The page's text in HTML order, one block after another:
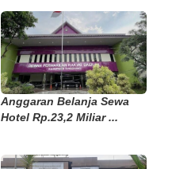
Anggaran Belanja Sewa
Hotel Rp.23,2 Miliar ...